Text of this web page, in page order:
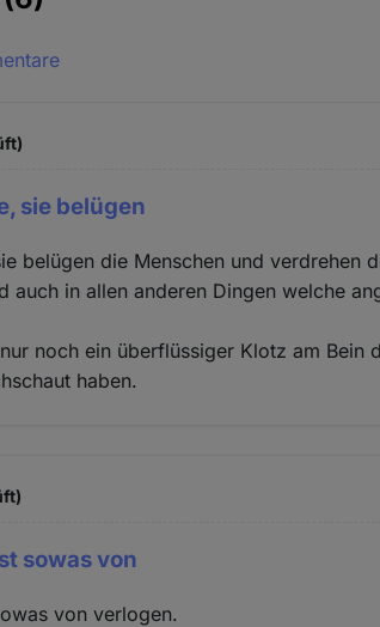
sie belügen
belügen die Menschen und verdrehen
auch in allen anderen Dingen welche
noch ein überflüssiger Klotz am Bein
haben.
sowas von
von verlogen.